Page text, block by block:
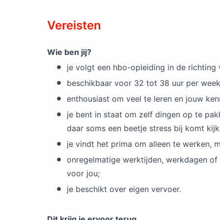
Vereisten
Wie ben jij?
je volgt een hbo-opleiding in de richting
beschikbaar voor 32 tot 38 uur per
enthousiast om veel te leren en jouw
je bent in staat om zelf dingen op te
daar soms een beetje stress bij komt
je vindt het prima om alleen te werken,
onregelmatige werktijden, werkdagen
voor jou;
je beschikt over eigen vervoer.